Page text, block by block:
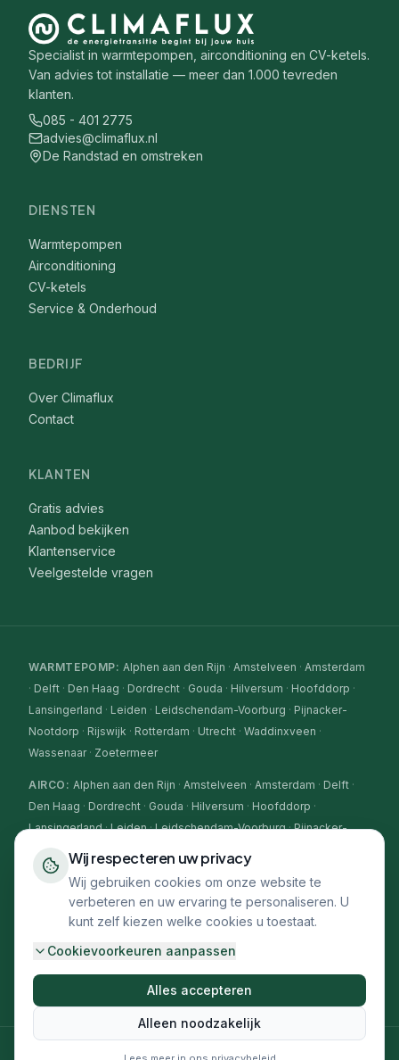
Wij respecteren uw privacy
Wij gebruiken cookies om onze website te
verbeteren en uw ervaring te personaliseren. U
kunt zelf kiezen welke cookies u toestaat.
Cookievoorkeuren aanpassen
Alleen noodzakelijk
Alles accepteren
Specialist in warmtepompen, airconditioning en CV-ketels.
Van advies tot installatie — meer dan 1.000 tevreden
klanten.
085 - 401 2775
advies@climaflux.nl
De Randstad en omstreken
DIENSTEN
Warmtepompen
Airconditioning
CV-ketels
Service & Onderhoud
BEDRIJF
Over Climaflux
Contact
KLANTEN
Gratis advies
Aanbod bekijken
Klantenservice
Veelgestelde vragen
WARMTEPOMP:Alphen aan den Rijn ·Amstelveen ·Amsterdam
· Delft · Den Haag · Dordrecht · Gouda · Hilversum · Hoofddorp ·
Lansingerland · Leiden · Leidschendam-Voorburg · Pijnacker-
Nootdorp · Rijswijk · Rotterdam · Utrecht · Waddinxveen ·
Wassenaar· Zoetermeer
AIRCO :Alphen aan den Rijn ·Amstelveen ·Amsterdam · Delft ·
Den Haag · Dordrecht · Gouda · Hilversum · Hoofddorp ·
Lansingerland·Leiden·Leidschendam-Voorburg·Pijnacker-
Nootdorp
Wassenaar· Zoetermeer
CV-KETEL:Alphen aan den Rijn·Amstelveen·Amsterdam ·
Den Haag· Dordrecht·Gouda·Hilversum·Hoofddorp
Lansingerland·Leiden· Leidschendam-Voorburg
Zoetermeer
Climaflux. Alle rechten voorbehouden.